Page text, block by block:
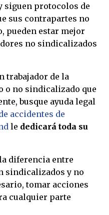
siguen protocolos de
sus contrapartes no
pueden estar mejor
no sindicalizados
trabajador de la
o no sindicalizado que
busque ayuda legal
accidentes de
le dedicará toda su
diferencia entre
sindicalizados y no
tomar acciones
cualquier parte